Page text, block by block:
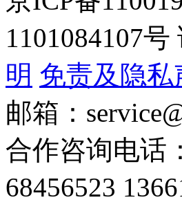
1101084107
明 免责及隐私
邮箱：
合作咨询电话
68456523